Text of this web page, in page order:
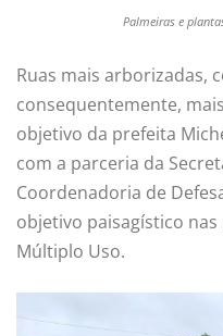
Palmeiras e
Ruas mais arborizadas,
consequentemente,
objetivo da prefeita
com a parceria da
Coordenadoria de
objetivo paisagístico
Múltiplo Uso.